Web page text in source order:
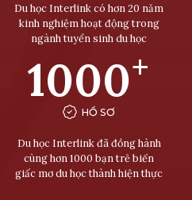
Du học Interlink có hơn 20 năm
kinh nghiệm hoạt động trong
ngành tuyển sinh du học
1000+
HỒ SƠ
Du học Interlink đã đồng hành
cùng hơn 1000 bạn trẻ biến
giấc mơ du học thành hiện thực